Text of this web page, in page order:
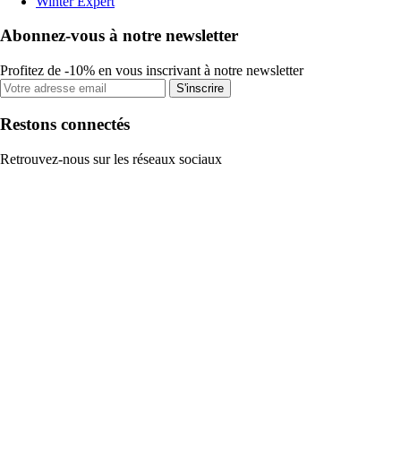
Abonnez-vous à notre newsletter
Profitez de -10% en vous inscrivant à notre newsletter
S'inscrire
Restons connectés
Retrouvez-nous sur les réseaux sociaux